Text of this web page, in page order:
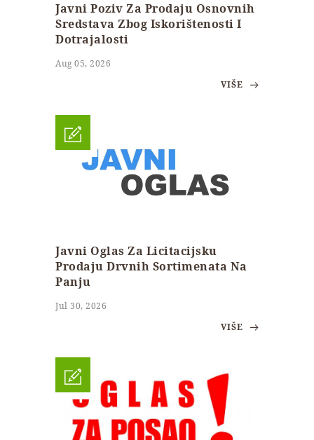
Javni Poziv Za Prodaju Osnovnih
Sredstava Zbog Iskorištenosti I
Dotrajalosti
Aug 05, 2026
VIŠE
Javni Oglas Za Licitacijsku
Prodaju Drvnih Sortimenata Na
Panju
Jul 30, 2026
VIŠE